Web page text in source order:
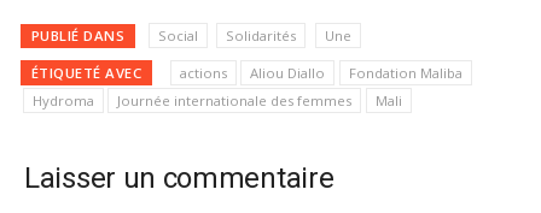
PUBLIÉ DANS Social Solidarités Une
ÉTIQUETÉ AVEC actions Aliou Diallo
Fondation Maliba
Hydroma
Journée internationale des femmes Mali
Laisser un commentaire